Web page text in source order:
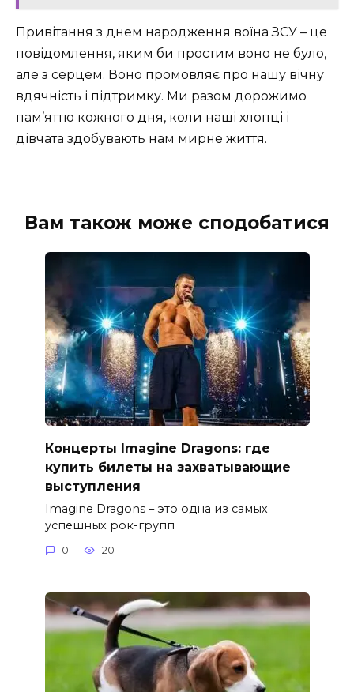
Привітання з днем народження воїна ЗСУ – це
повідомлення, яким би простим воно не було,
але з серцем. Воно промовляє про нашу вічну
вдячність і підтримку. Ми разом дорожимо
пам’яттю кожного дня, коли наші хлопці і
дівчата здобувають нам мирне життя.
Вам також може сподобатися
Концерты Imagine Dragons: где
купить билеты на захватывающие
выступления
Imagine Dragons – это одна из самых
успешных рок-групп
0 20